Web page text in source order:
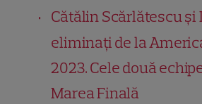
Cătălin Scărlătescu și
eliminați de la
2023. Cele două
Marea Finală